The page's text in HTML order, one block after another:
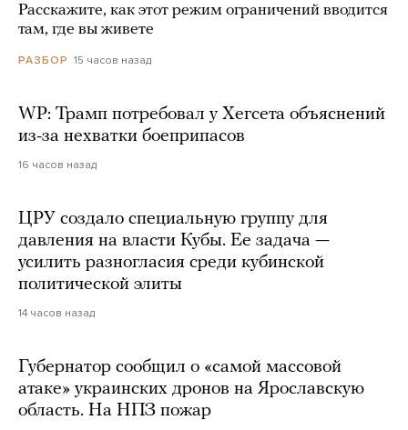
Расскажите, как этот режим ограничений вводится
там, где вы живете
РАЗБОР 15 часов назад
WP: Трамп потребовал у Хегсета объяснений
из-за нехватки боеприпасов
16 часов назад
ЦРУ создало специальную группу для
давления на власти Кубы. Ее задача —
усилить разногласия среди кубинской
политической элиты
14 часов назад
Губернатор сообщил о «самой массовой
атаке» украинских дронов на Ярославскую
область. На НПЗ пожар